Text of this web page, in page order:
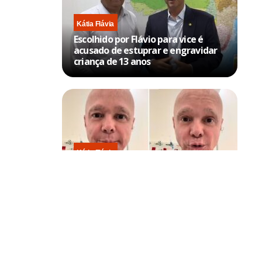
ficou
Kátia Flávia
Escolhido por Flávio para vice é
acusado de estuprar e engravidar
criança de 13 anos
Kátia Flávia